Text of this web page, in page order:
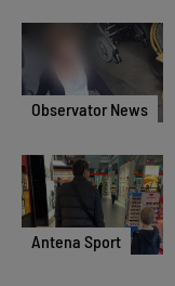
Observator News
Antena Sport